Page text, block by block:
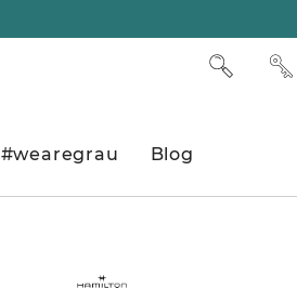
#wearegrau Blog